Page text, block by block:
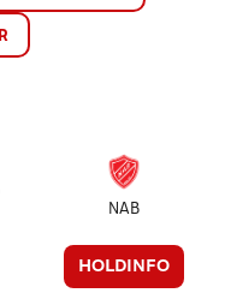
NAB
HOLDINFO